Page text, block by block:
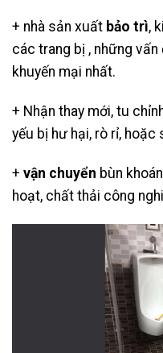
+ nhà sản xuất bảo trì,
các trang bị , những
khuyến mại nhất.
+ Nhận thay mới, tu
yếu bị hư hại, rò rỉ, hoặc
+ vận chuyển bùn
hoạt, chất thải công